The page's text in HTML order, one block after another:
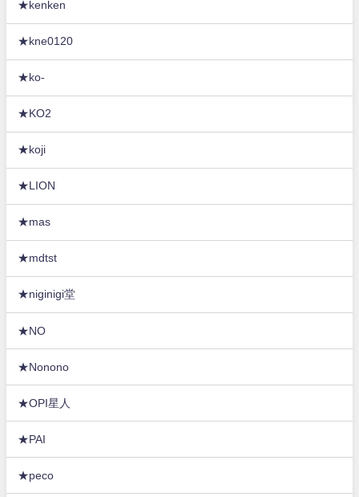
★kenken
★kne0120
★ko-
★KO2
★koji
★LION
★mas
★mdtst
★niginigi堂
★NO
★Nonono
★OPI星人
★PAI
★peco